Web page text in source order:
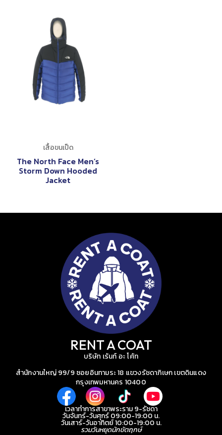
เสื้อขนเป็ด
The North Face Men’s
Storm Down Hooded
Jacket
RENT A COAT
บริษัท เร้นท์ อะ โค้ท
สำนักงานใหญ่ 99/9 ซอยอินทามระ 18 แขวงรัชดาภิเษก เขตดินแดง
กรุงเทพมหานคร 10400
เวลาทำการสาขาพระราม 9-รัชดา
วันจันทร์-วันศุกร์ 09:00-19:00 น.
วันเสาร์-วันอาทิตย์ 10:00-19:00 น.
รวมวันหยุดนักขัตฤกษ์